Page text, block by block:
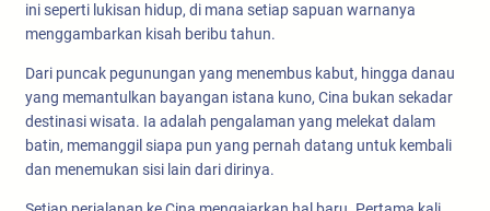
ini seperti lukisan hidup, di mana setiap sapuan warnanya
menggambarkan kisah beribu tahun.
Dari puncak pegunungan yang menembus kabut, hingga danau
yang memantulkan bayangan istana kuno, Cina bukan sekadar
destinasi wisata. Ia adalah pengalaman yang melekat dalam
batin, memanggil siapa pun yang pernah datang untuk kembali
dan menemukan sisi lain dari dirinya.